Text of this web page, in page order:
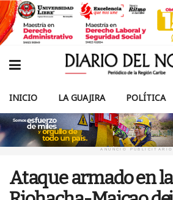
INICIO LA GUAJIRA POLÍTICA
ANUNCIO PUBLICITARIO
Ataque armado en